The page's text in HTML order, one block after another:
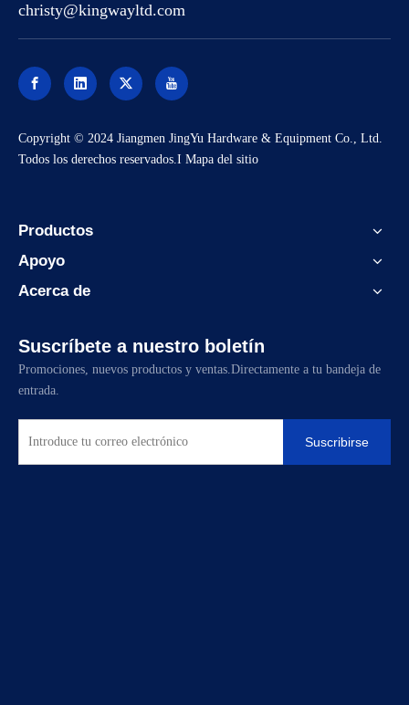
christy@kingwayltd.com
Copyright © 2024 Jiangmen JingYu Hardware & Equipment Co., Ltd.
Todos los derechos reservados.I Mapa del sitio
Productos
Apoyo
Acerca de
Suscríbete a nuestro boletín
Promociones, nuevos productos y ventas.Directamente a tu bandeja de
entrada.
Suscribirse